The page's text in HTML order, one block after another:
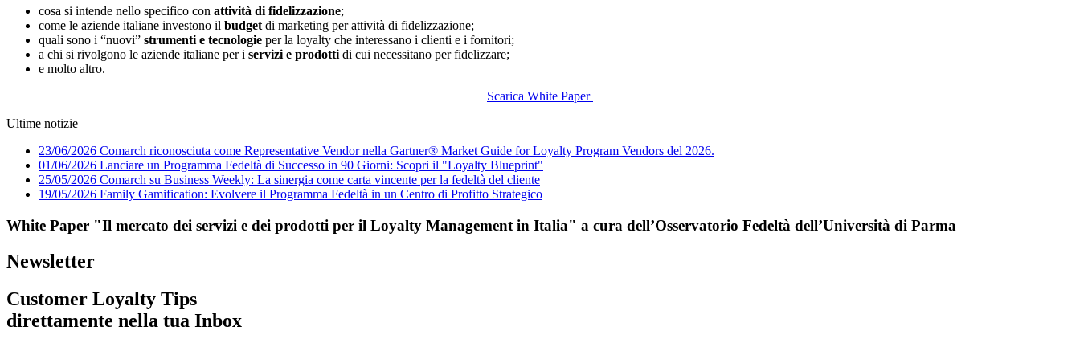
cosa si intende nello specifico con attività di fidelizzazione;
come le aziende italiane investono il budget di marketing per attività di fidelizzazione;
quali sono i “nuovi” strumenti e tecnologie per la loyalty che interessano i clienti e i fornitori;
a chi si rivolgono le aziende italiane per i servizi e prodotti di cui necessitano per fidelizzare;
e molto altro.
Scarica White Paper
Ultime notizie
23/06/2026 Comarch riconosciuta come Representative Vendor nella Gartner® Market Guide for Loyalty Program Vendors del 2026.
01/06/2026 Lanciare un Programma Fedeltà di Successo in 90 Giorni: Scopri il "Loyalty Blueprint"
25/05/2026 Comarch su Business Weekly: La sinergia come carta vincente per la fedeltà del cliente
19/05/2026 Family Gamification: Evolvere il Programma Fedeltà in un Centro di Profitto Strategico
White Paper "Il mercato dei servizi e dei prodotti per il Loyalty Management in Italia" a cura dell’Osservatorio Fedeltà dell’Università di Parma
Newsletter
Customer Loyalty Tips
direttamente nella tua Inbox